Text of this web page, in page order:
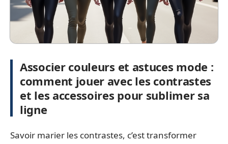
Associer couleurs et astuces mode :
comment jouer avec les contrastes
et les accessoires pour sublimer sa
ligne
Savoir marier les contrastes, c’est transformer